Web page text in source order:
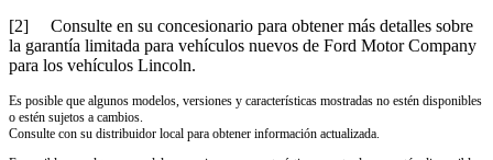
[2] Consulte en su concesionario para obtener más detalles sobre
la garantía limitada para vehículos nuevos de Ford Motor Company
para los vehículos Lincoln.
Es posible que algunos modelos, versiones y características mostradas no estén disponibles
o estén sujetos a cambios.
Consulte con su distribuidor local para obtener información actualizada.